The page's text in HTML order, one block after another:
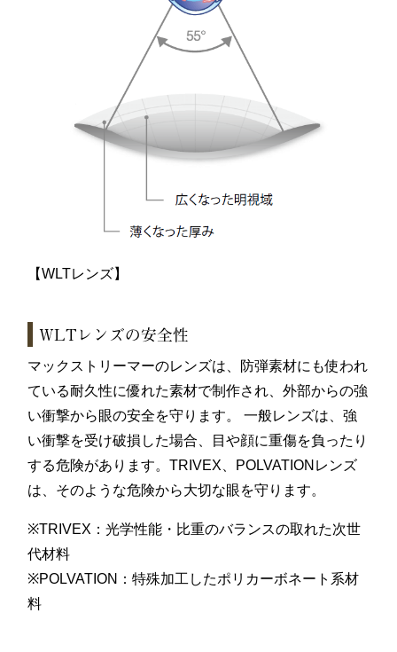
【WLTレンズ】
WLTレンズの安全性
マックストリーマーのレンズは、防弾素材にも使われ
ている耐久性に優れた素材で制作され、外部からの強
い衝撃から眼の安全を守ります。 一般レンズは、強
い衝撃を受け破損した場合、目や顔に重傷を負ったり
する危険があります。TRIVEX、POLVATIONレンズ
は、そのような危険から大切な眼を守ります。
※TRIVEX：光学性能・比重のバランスの取れた次世
代材料
※POLVATION：特殊加工したポリカーボネート系材
料